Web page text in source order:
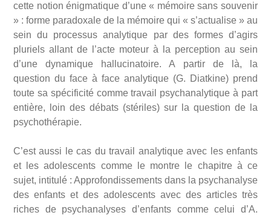
cette notion énigmatique d’une « mémoire sans souvenir
» : forme paradoxale de la mémoire qui « s’actualise » au
sein du processus analytique par des formes d’agirs
pluriels allant de l’acte moteur à la perception au sein
d’une dynamique hallucinatoire. A partir de là, la
question du face à face analytique (G. Diatkine) prend
toute sa spécificité comme travail psychanalytique à part
entière, loin des débats (stériles) sur la question de la
psychothérapie.
C’est aussi le cas du travail analytique avec les enfants
et les adolescents comme le montre le chapitre à ce
sujet, intitulé : Approfondissements dans la psychanalyse
des enfants et des adolescents avec des articles très
riches de psychanalyses d’enfants comme celui d’A.